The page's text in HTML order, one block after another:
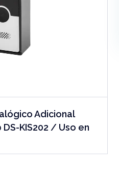
Adicional
KIS202 / Uso en